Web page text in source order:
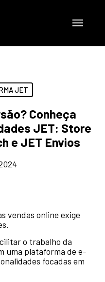
Menu
JET
Conheça
JET: Store
e JET Envios
vendas online exige
o trabalho da
uma plataforma de e-
focadas em